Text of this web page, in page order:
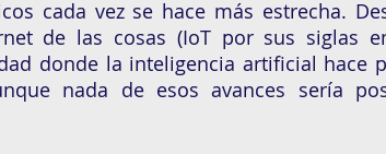
cada vez se hace más estrecha.
de las cosas (IoT por sus siglas
donde la inteligencia artificial hace
nada de esos avances sería